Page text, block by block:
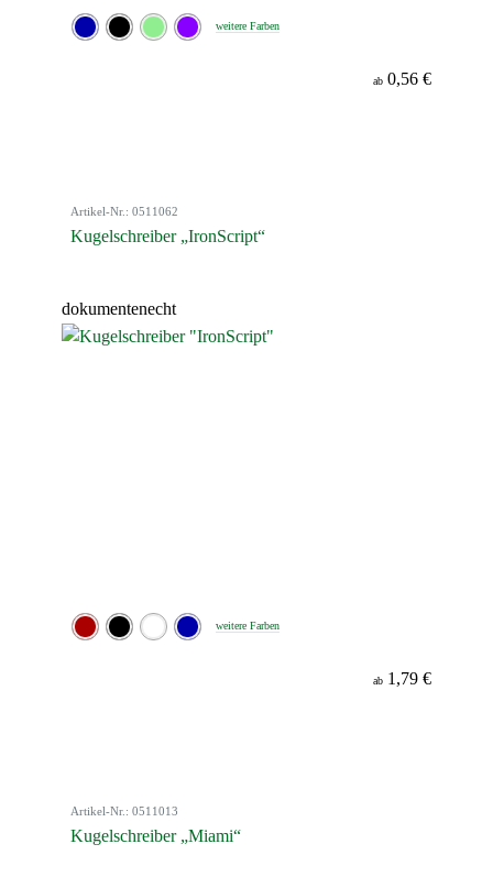
weitere Farben
ab 0,56 €
Artikel-Nr.: 0511062
Kugelschreiber „IronScript“
dokumentenecht
weitere Farben
ab 1,79 €
Artikel-Nr.: 0511013
Kugelschreiber „Miami“